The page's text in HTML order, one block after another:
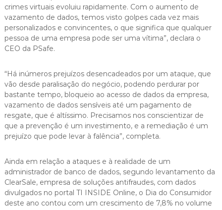
crimes virtuais evoluiu rapidamente. Com o aumento de
vazamento de dados, temos visto golpes cada vez mais
personalizados e convincentes, o que significa que qualquer
pessoa de uma empresa pode ser uma vítima”, declara o
CEO da PSafe.
“Há inúmeros prejuízos desencadeados por um ataque, que
vão desde paralisação do negócio, podendo perdurar por
bastante tempo, bloqueio ao acesso de dados da empresa,
vazamento de dados sensíveis até um pagamento de
resgate, que é altíssimo. Precisamos nos conscientizar de
que a prevenção é um investimento, e a remediação é um
prejuízo que pode levar à falência”, completa.
Ainda em relação a ataques e à realidade de um
administrador de banco de dados, segundo levantamento da
ClearSale, empresa de soluções antifraudes, com dados
divulgados no portal TI INSIDE Online, o Dia do Consumidor
deste ano contou com um crescimento de 7,8% no volume